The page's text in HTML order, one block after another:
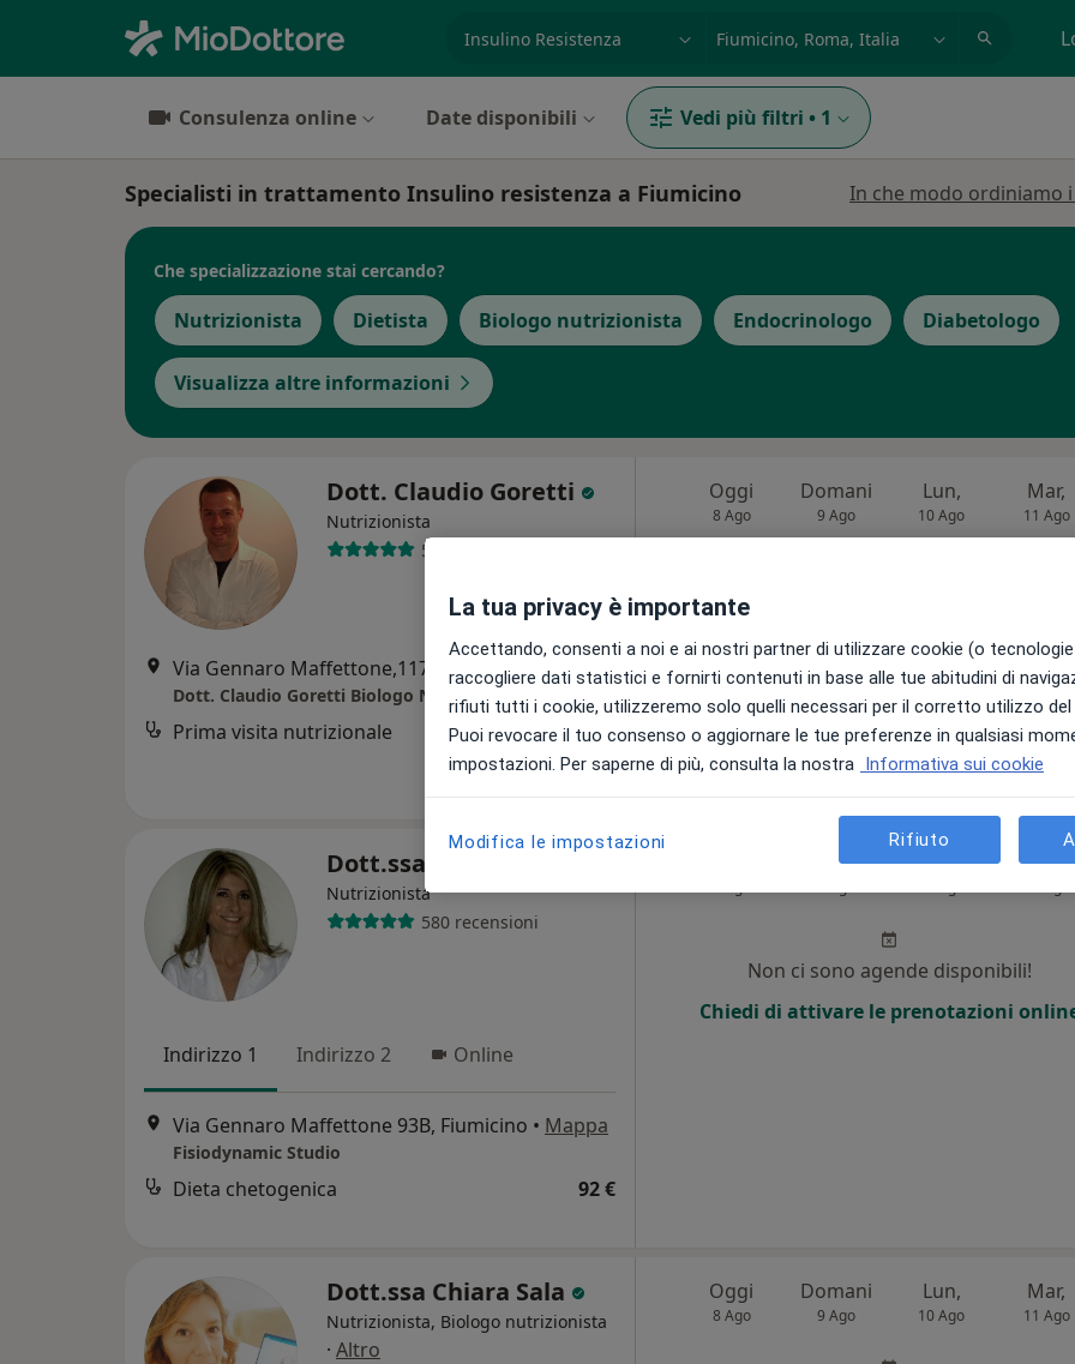
Consulenza online Date disponibili Vedi più filtri • 1
Specialisti in trattamento Insulino resistenza a Fiumicino In che modo ordiniamo
Che specializzazione stai cercando?
Nutrizionista Dietista Biologo nutrizionista Endocrinologo Diabetologo
Visualizza altre informazioni
Dott. Claudio Goretti
Nutrizionista
52 recensioni
Via Gennaro Maffettone,117, Fiumicino• Mappa
Dott. Claudio Goretti Biologo Nutrizionista
Prima visita nutrizionale 80 €
Oggi
8 Ago
Domani
9 Ago
Lun,
10 Ago
Mar,
11 Ago
Non ci sono agende disponibili!
Chiedi di attivare le prenotazioni online
Dott.ssa Viviana Meli
Nutrizionista
580 recensioni
Indirizzo 1 Indirizzo 2 Online
Via Gennaro Maffettone 93B, Fiumicino • Mappa
Fisiodynamic Studio
Dieta chetogenica 92 €
Domani Lun, Mar,
Non ci sono agende disponibili!
Chiedi di attivare le prenotazioni
Dott.ssa Chiara Sala
Nutrizionista, Biologo nutrizionista
· Altro
Oggi
8 Ago
Domani
9 Ago
Lun,
10 Ago
Mar,
11 Ago
La tua privacy è importante
Accettando, consenti a noi e ai nostri partner di utilizzare cookie (o
raccogliere dati statistici e fornirti contenuti in base alle tue abitudini di
rifiuti tutti i cookie, utilizzeremo solo quelli necessari per il corretto utilizzo
Puoi revocare il tuo consenso o aggiornare le tue preferenze in qualsiasi
impostazioni. Per saperne di più, consulta la nostra Informativa sui cookie
Modifica le impostazioni Rifiuto